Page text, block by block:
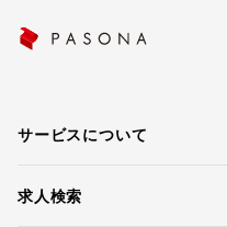
サービスについて
求人検索